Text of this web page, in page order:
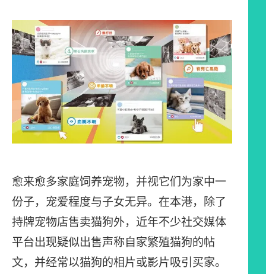
愈来愈多家庭饲养宠物，并视它们为家中一
份子，宠爱程度与子女无异。在本港，除了
持牌宠物店售卖猫狗外，近年不少社交媒体
平台出现疑似出售声称自家繁殖猫狗的帖
文，并经常以猫狗的相片或影片吸引买家。